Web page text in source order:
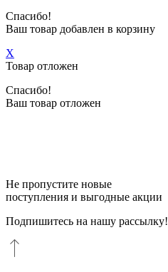
Спасибо!
Ваш товар добавлен в корзину
X
Товар отложен
Спасибо!
Ваш товар отложен
Не пропустите новые
поступления и выгодные акции
Подпишитесь на нашу рассылку!